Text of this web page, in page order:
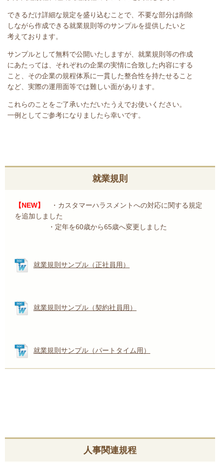
できるだけ詳細な規定を盛り込むことで、不要な部分は削除
しながら作成できる就業規則等のサンプルを提供したいと
考えております。
サンプルとして無料で公開いたしますが、就業規則等の作成
にあたっては、それぞれの企業の実情に合致した内容にする
こと、その企業の規程体系に一貫した整合性を持たせること
など、実際の運用面等では難しい面があります。
これらのことをご了承いただいたうえでお使いください。
一例としてご参考になりましたら幸いです。
就業規則
【NEW】
・カスタマーハラスメントへの対応に関する規定
を追加しました
・定年を60歳から65歳へ変更しました
就業規則サンプル（正社員用）
就業規則サンプル（契約社員用）
就業規則サンプル（パートタイム用）
人事関連規程